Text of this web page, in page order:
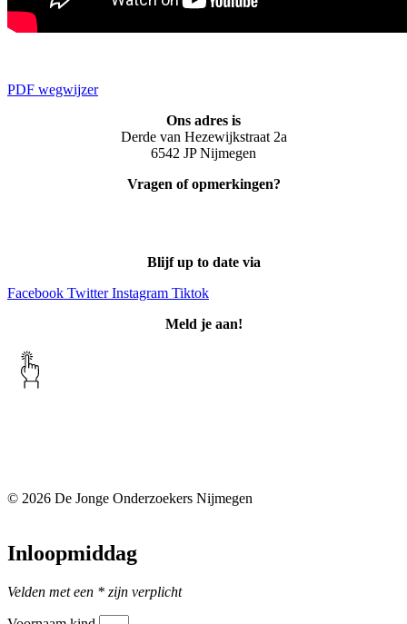
PDF wegwijzer
Ons adres is
Derde van Hezewijkstraat 2a
6542 JP Nijmegen
Vragen of opmerkingen?
Blijf up to date via
Facebook Twitter Instagram Tiktok
Meld je aan!
© 2026 De Jonge Onderzoekers Nijmegen
Inloopmiddag
Velden met een * zijn verplicht